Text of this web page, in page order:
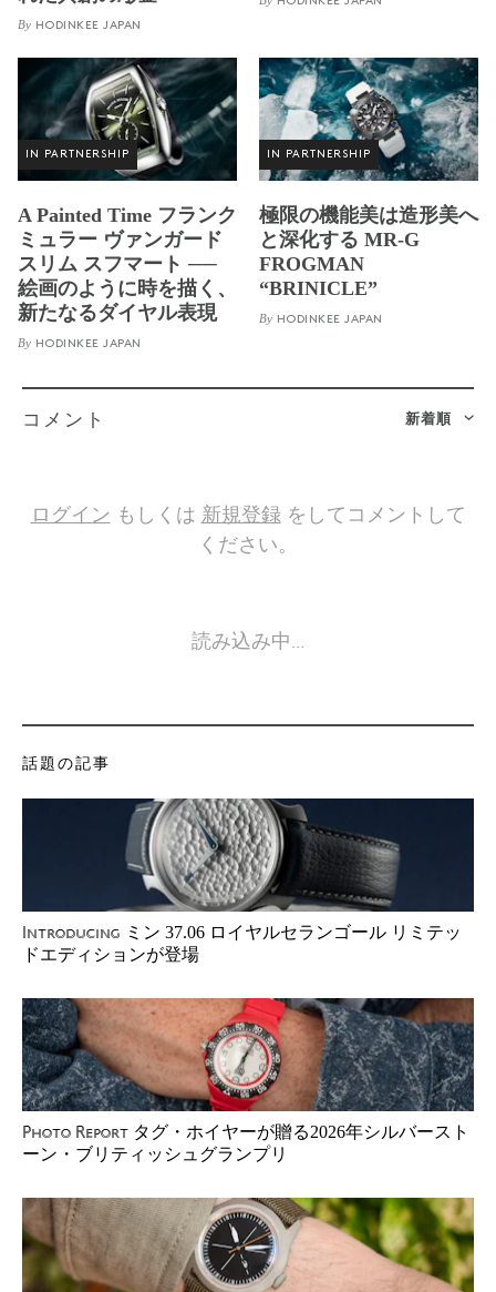
By HODINKEE JAPAN
IN PARTNERSHIP
A Painted Time フランク
ミュラー ヴァンガード
スリム スフマート ──
絵画のように時を描く、
新たなるダイヤル表現
By HODINKEE JAPAN
IN PARTNERSHIP
極限の機能美は造形美へ
と深化する MR-G
FROGMAN
“BRINICLE”
By HODINKEE JAPAN
新着順
コメント
ログイン もしくは 新規登録をしてコメントして
ください。
読み込み中…
話題の記事
Introducing ミン 37.06 ロイヤルセランゴール リミテッ
ドエディションが登場
Photo Report タグ・ホイヤーが贈る2026年シルバースト
ーン・ブリティッシュグランプリ